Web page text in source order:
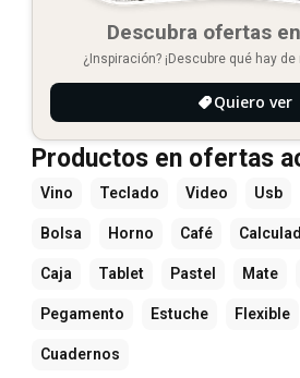
Descubra ofertas
¿Inspiración? ¡Descubre qué hay
Quiero ver
Productos en ofertas
Vino Teclado Video Usb
Bolsa Horno Café
Caja Tablet Pastel Mate
Pegamento Estuche Flexible
Cuadernos